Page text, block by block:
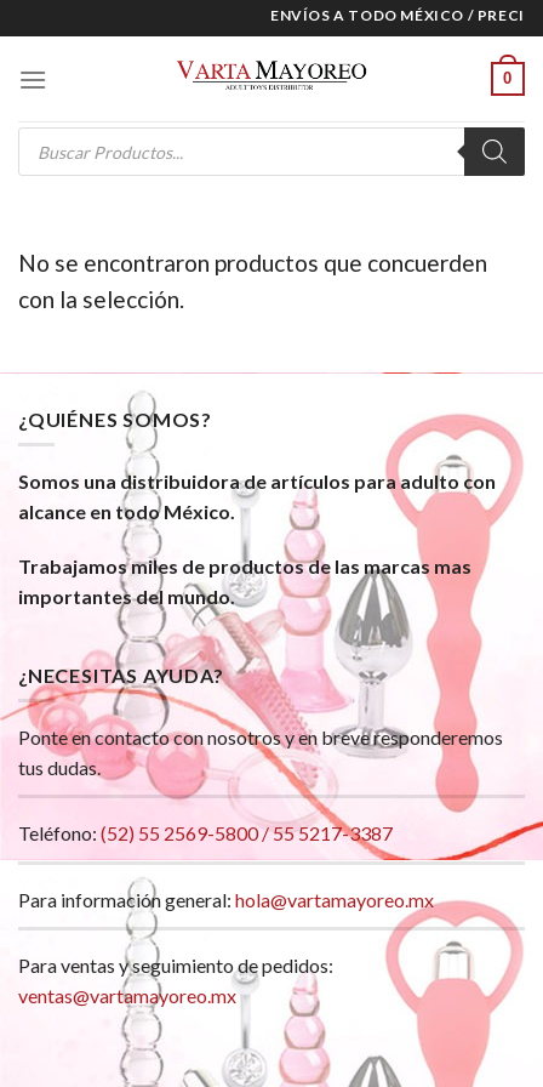
to
content
ENVÍOS A TODO MÉXICO /
0
Products
search
No se encontraron productos que concuerden
con la selección.
¿QUIÉNES SOMOS?
Somos una distribuidora de artículos para adulto con
alcance en todo México.
Trabajamos miles de productos de las marcas mas
importantes del mundo.
¿NECESITAS AYUDA?
Ponte en contacto con nosotros y en breve responderemos
tus dudas.
Teléfono: (52) 55 2569-5800 / 55 5217-3387
Para información general: hola@vartamayoreo.mx
Para ventas y seguimiento de pedidos:
ventas@vartamayoreo.mx